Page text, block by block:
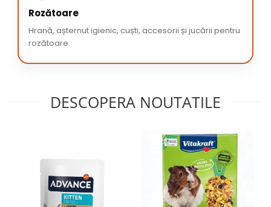
Rozătoare
Hrană, așternut igienic, cuști, accesorii și jucării pentru
rozătoare.
DESCOPERA NOUTATILE